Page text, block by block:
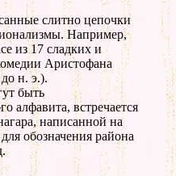
слитно цепочки
Например,
из 17 сладких и
Аристофана
н. э.).
быть
алфавита, встречается
написанной на
обозначения района